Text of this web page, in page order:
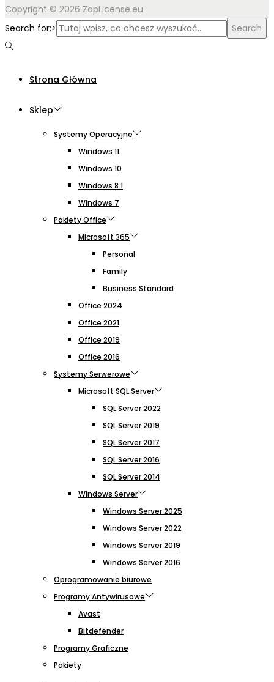
Copyright © 2026 ZapLicense.eu
Search for:>
Search
Strona Główna
Sklep
Systemy Operacyjne
Windows 11
Windows 10
Windows 8.1
Windows 7
Pakiety Office
Microsoft 365
Personal
Family
Business Standard
Office 2024
Office 2021
Office 2019
Office 2016
Systemy Serwerowe
Microsoft SQL Server
SQL Server 2022
SQL Server 2019
SQL Server 2017
SQL Server 2016
SQL Server 2014
Windows Server
Windows Server 2025
Windows Server 2022
Windows Server 2019
Windows Server 2016
Oprogramowanie biurowe
Programy Antywirusowe
Avast
Bitdefender
Programy Graficzne
Pakiety